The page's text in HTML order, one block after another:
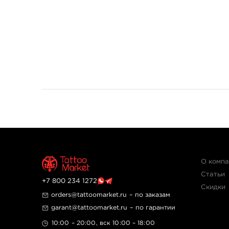
+7 800 234 1272
orders@tattoomarket.ru – по заказам
garant@tattoomarket.ru – по гарантии
10:00 – 20:00, вск 10:00 – 18:00
О
Статьи
Скидки